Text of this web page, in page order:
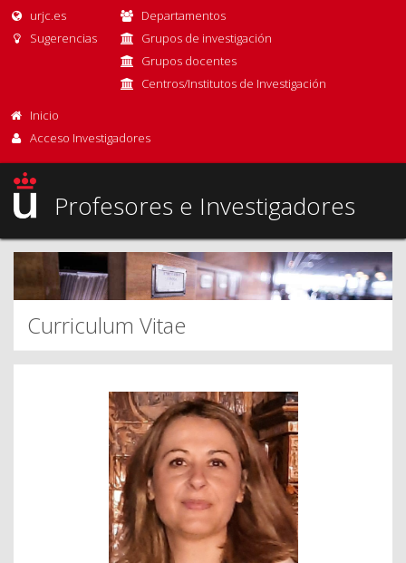
urjc.es
Sugerencias
Departamentos
Grupos de investigación
Grupos docentes
Centros/Institutos de Investigación
Inicio
Acceso Investigadores
Profesores e Investigadores
Curriculum Vitae